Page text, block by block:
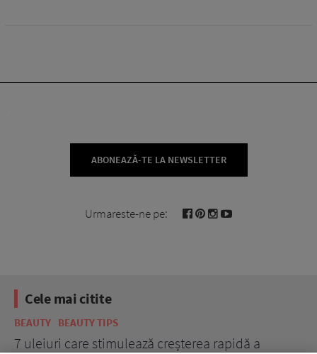
ABONEAZĂ-TE LA NEWSLETTER
Urmareste-ne pe:
Cele mai citite
BEAUTY BEAUTY TIPS
7 uleiuri care stimulează creșterea rapidă a